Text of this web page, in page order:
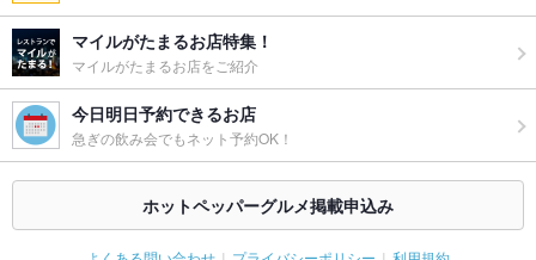
マイルがたまるお店特集！
マイルがたまるお店をご紹介
今日明日予約できるお店
急ぎの飲み会でもネット予約OK！
ホットペッパーグルメ掲載申込み